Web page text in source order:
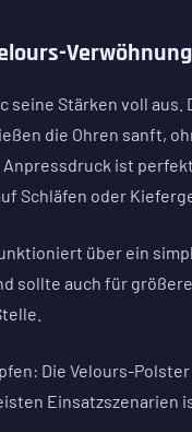
Verwöhnung
seine Stärken voll
die Ohren sanft,
Anpressdruck ist
Schläfen oder
über ein
sollte auch für
Die Velours-
Einsatzszenarien